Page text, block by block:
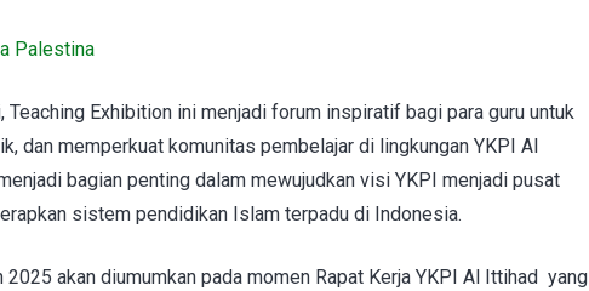
Palestina
Exhibition ini menjadi forum inspiratif bagi para guru untuk
dan memperkuat komunitas pembelajar di lingkungan YKPI Al
bagian penting dalam mewujudkan visi YKPI menjadi pusat
sistem pendidikan Islam terpadu di Indonesia.
2025 akan diumumkan pada momen Rapat Kerja YKPI Al Ittihad yang